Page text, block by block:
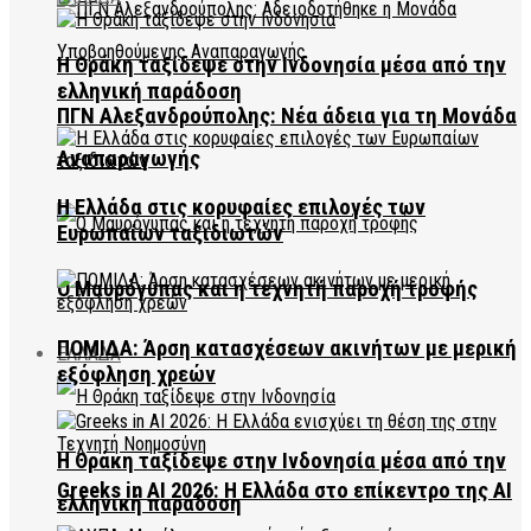
ΠΓΝ Αλεξανδρούπολης: Νέα άδεια για τη Μονάδα
Αναπαραγωγής
Ο Μαυρόγυπας και η τεχνητή παροχή τροφής
ΕΛΛΑΔΑ
Η Θράκη ταξίδεψε στην Ινδονησία μέσα από την
ελληνική παράδοση
Η Θράκη ταξίδεψε στην Ινδονησία μέσα από την
ελληνική παράδοση
Η Ελλάδα στις κορυφαίες επιλογές των
Ευρωπαίων ταξιδιωτών
ΠΟΜΙΔΑ: Άρση κατασχέσεων ακινήτων με μερική
εξόφληση χρεών
Greeks in AI 2026: Η Ελλάδα στο επίκεντρο της AI